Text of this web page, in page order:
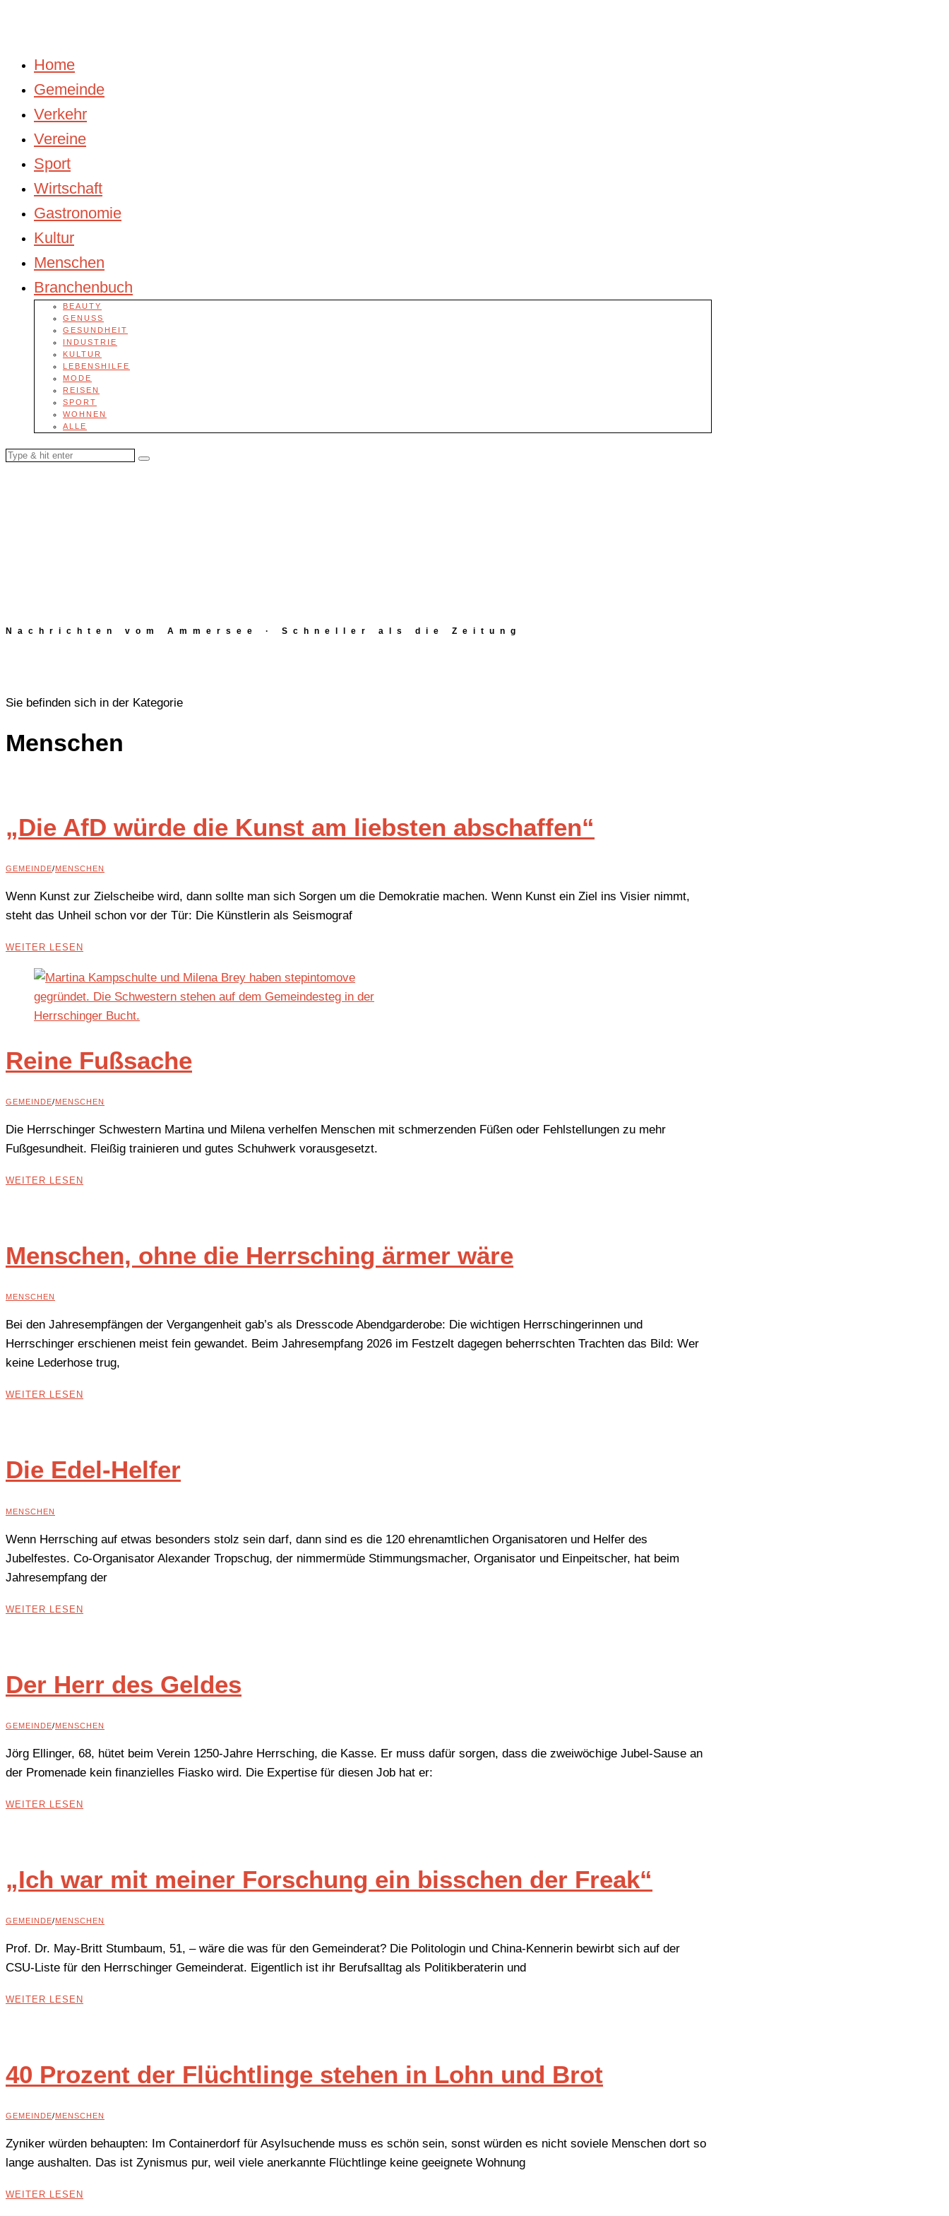
Home
Gemeinde
Verkehr
Vereine
Sport
Wirtschaft
Gastronomie
Kultur
Menschen
Branchenbuch
BEAUTY
GENUSS
GESUNDHEIT
INDUSTRIE
KULTUR
LEBENSHILFE
MODE
REISEN
SPORT
WOHNEN
ALLE
Nachrichten vom Ammersee · Schneller als die Zeitung
Sie befinden sich in der Kategorie
Menschen
„Die AfD würde die Kunst am liebsten abschaffen“
GEMEINDE/MENSCHEN
Wenn Kunst zur Zielscheibe wird, dann sollte man sich Sorgen um die Demokratie machen. Wenn Kunst ein Ziel ins Visier nimmt,
steht das Unheil schon vor der Tür: Die Künstlerin als Seismograf
WEITER LESEN
Reine Fußsache
GEMEINDE/MENSCHEN
Die Herrschinger Schwestern Martina und Milena verhelfen Menschen mit schmerzenden Füßen oder Fehlstellungen zu mehr
Fußgesundheit. Fleißig trainieren und gutes Schuhwerk vorausgesetzt.
WEITER LESEN
Menschen, ohne die Herrsching ärmer wäre
MENSCHEN
Bei den Jahresempfängen der Vergangenheit gab’s als Dresscode Abendgarderobe: Die wichtigen Herrschingerinnen und
Herrschinger erschienen meist fein gewandet. Beim Jahresempfang 2026 im Festzelt dagegen beherrschten Trachten das Bild: Wer
keine Lederhose trug,
WEITER LESEN
Die Edel-Helfer
MENSCHEN
Wenn Herrsching auf etwas besonders stolz sein darf, dann sind es die 120 ehrenamtlichen Organisatoren und Helfer des
Jubelfestes. Co-Organisator Alexander Tropschug, der nimmermüde Stimmungsmacher, Organisator und Einpeitscher, hat beim
Jahresempfang der
WEITER LESEN
Der Herr des Geldes
GEMEINDE/MENSCHEN
Jörg Ellinger, 68, hütet beim Verein 1250-Jahre Herrsching, die Kasse. Er muss dafür sorgen, dass die zweiwöchige Jubel-Sause an
der Promenade kein finanzielles Fiasko wird. Die Expertise für diesen Job hat er:
WEITER LESEN
„Ich war mit meiner Forschung ein bisschen der Freak“
GEMEINDE/MENSCHEN
Prof. Dr. May-Britt Stumbaum, 51, – wäre die was für den Gemeinderat? Die Politologin und China-Kennerin bewirbt sich auf der
CSU-Liste für den Herrschinger Gemeinderat. Eigentlich ist ihr Berufsalltag als Politikberaterin und
WEITER LESEN
40 Prozent der Flüchtlinge stehen in Lohn und Brot
GEMEINDE/MENSCHEN
Zyniker würden behaupten: Im Containerdorf für Asylsuchende muss es schön sein, sonst würden es nicht soviele Menschen dort so
lange aushalten. Das ist Zynismus pur, weil viele anerkannte Flüchtlinge keine geeignete Wohnung
WEITER LESEN